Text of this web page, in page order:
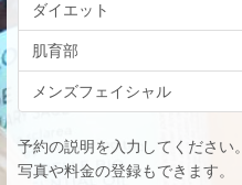
ダイエット
肌育部
メンズフェイシャル
予約の説明を入力してください。
写真や料金の登録もできます。
11:30
12:30
13:30